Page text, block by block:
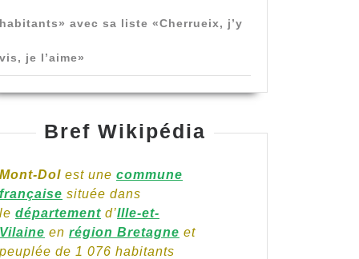
habitants» avec sa liste «Cherrueix, j’y
vis, je l’aime»
Bref Wikipédia
Mont-Dol est une commune
française située dans
le département d’Ille-et-
Vilaine en région Bretagne et
peuplée de 1 076 habitants